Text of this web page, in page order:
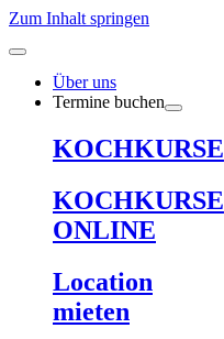
Zum Inhalt springen
Über uns
Termine buchen
KOCHKURSE
KOCHKURSE
ONLINE
Location
mieten